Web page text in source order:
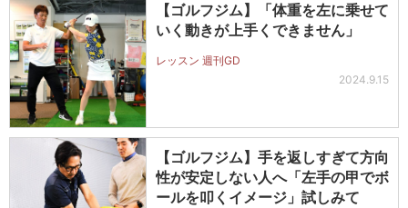
【ゴルフジム】「体重を左に乗せて
いく動きが上手くできません」
レッスン 週刊GD
2024.9.15
【ゴルフジム】手を返しすぎて方向
性が安定しない人へ「左手の甲でボ
ールを叩くイメージ」試しみて